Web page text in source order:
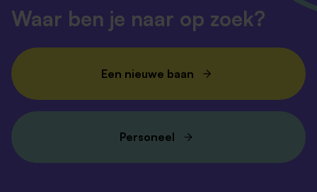
Waar ben je naar op zoek?
Een nieuwe baan
Personeel